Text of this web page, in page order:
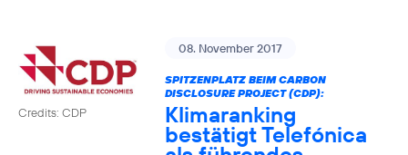
Credits: CDP
08. November 2017
SPITZENPLATZ BEIM CARBON
DISCLOSURE PROJECT (CDP):
Klimaranking
bestätigt Telefónica